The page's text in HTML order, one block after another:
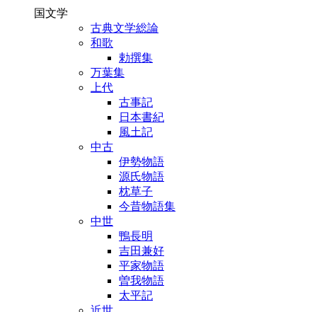
国文学
古典文学総論
和歌
勅撰集
万葉集
上代
古事記
日本書紀
風土記
中古
伊勢物語
源氏物語
枕草子
今昔物語集
中世
鴨長明
吉田兼好
平家物語
曽我物語
太平記